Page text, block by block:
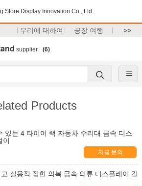
Store Display Innovation Co., Ltd.
우리에 대하여 공장 여행 >>
supplier. (6)
Products
있는 4 타이어 랙 자동차 수리대 금속 디스
이
지금 문의
실용적 접힌 의복 금속 의류 디스플레이 걸